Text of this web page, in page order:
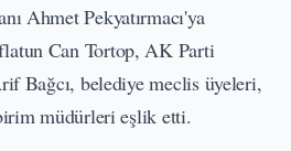
Ahmet Pekyatırmacı'ya
Can Tortop, AK Parti
Bağcı, belediye meclis üyeleri,
müdürleri eşlik etti.